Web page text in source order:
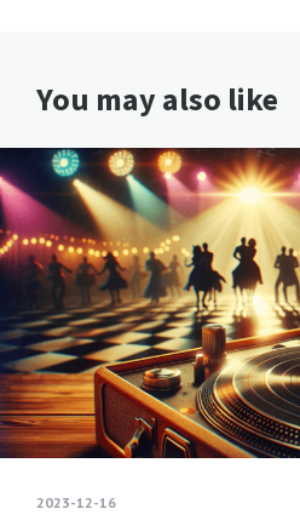
You may also like
2023-12-16